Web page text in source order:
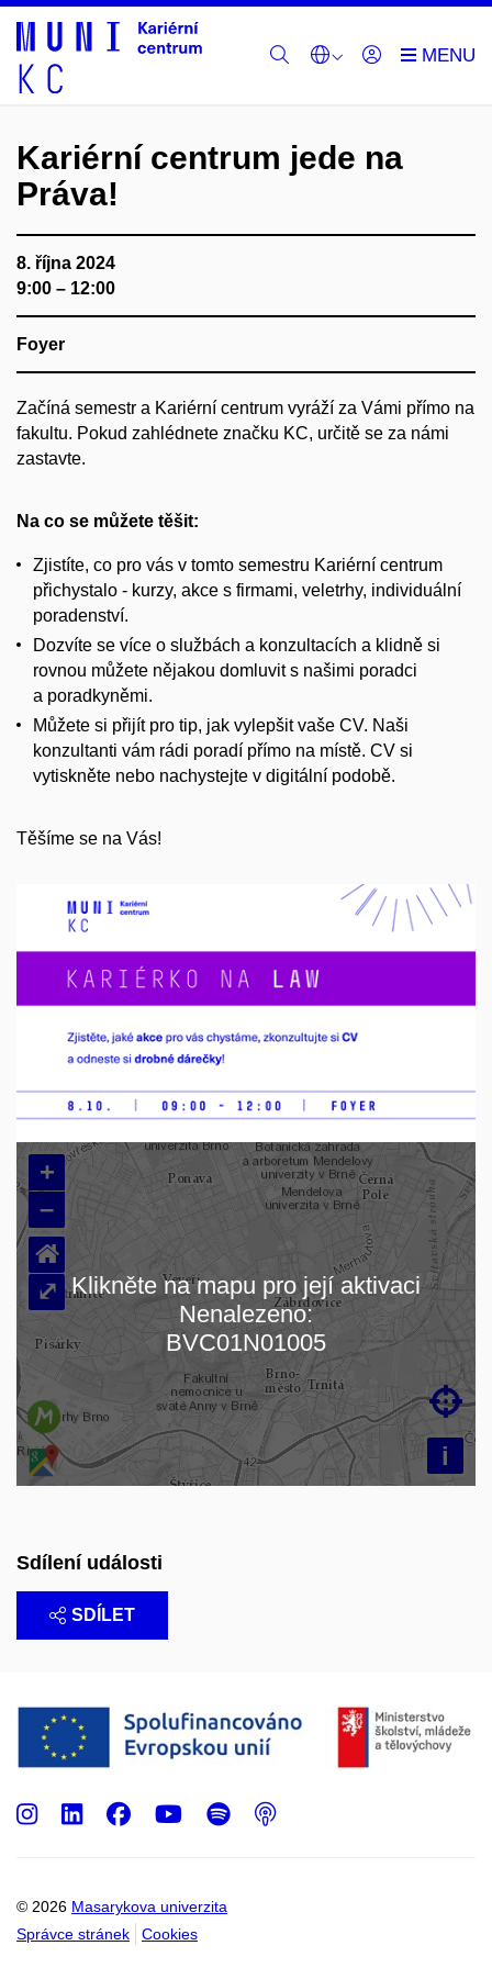
Kariérní centrum jede na
Práva!
8. října 2024
9:00 – 12:00
Foyer
Začíná semestr a Kariérní centrum vyráží za Vámi přímo na
fakultu. Pokud zahlédnete značku KC, určitě se za námi
zastavte.
Na co se můžete těšit:
Zjistíte, co pro vás v tomto semestru Kariérní centrum
přichystalo - kurzy, akce s firmami, veletrhy, individuální
poradenství.
Dozvíte se více o službách a konzultacích a klidně si
rovnou můžete nějakou domluvit s našimi poradci
a poradkyněmi.
Můžete si přijít pro tip, jak vylepšit vaše CV. Naši
konzultanti vám rádi poradí přímo na místě. CV si
vytiskněte nebo nachystejte v digitální podobě.
Těšíme se na Vás!
Načítám mapu…
+
–
i

⌂
⤢ Klikněte na mapu pro její aktivaci
Nenalezeno:
BVC01N01005
Sdílení události
SDÍLET
© 2026 Masarykova univerzita
Správce stránek
Cookies
Instagram
LinkedIn
Facebook
Youtube
Spotify
Podcast